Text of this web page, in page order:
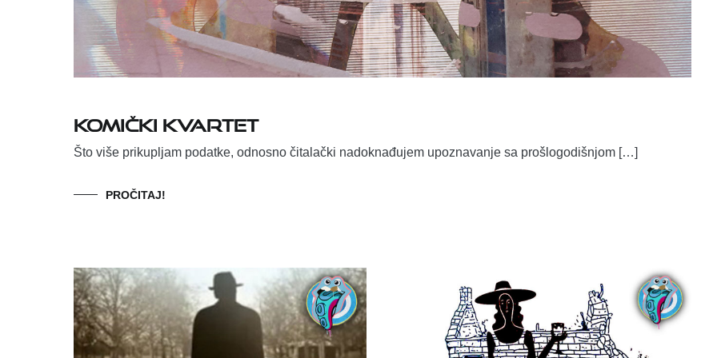
Komički kvartet
Što više prikupljam podatke, odnosno čitalački nadoknađujem upoznavanje sa prošlogodišnjom […]
PROČITAJ!